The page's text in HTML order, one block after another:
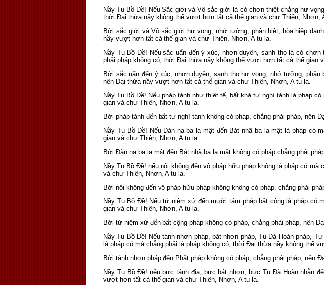
Nầy Tu Bồ Ðề! Nếu Sắc giới và Vô sắc giới là có chơn thiệt chẳng hư
thời Ðại thừa nầy không thể vượt hơn tất cả thế gian và chư Thiên, Nhơn,
Bởi sắc giới và Vô sắc giới hư vọng, nhớ tưởng, phân biệt, hòa hiệp
nầy vượt hơn tất cả thế gian và chư Thiên, Nhơn, A tu la.
Nầy Tu Bồ Ðề! Nếu sắc uẩn đến ý xúc, nhơn duyên, sanh thọ là có
phải pháp không có, thời Ðại thừa nầy không thể vượt hơn tất cả thế gian
Bởi sắc uẩn đến ý xúc, nhơn duyên, sanh thọ hư vọng, nhớ tưởng,
nên Ðại thừa nầy vượt hơn tất cả thế gian và chư Thiên, Nhơn, A tu la.
Nầy Tu Bồ Ðề! Nếu pháp tánh như thiệt tế, bất khả tư nghì tánh là pháp
gian và chư Thiên, Nhơn, A tu la.
Bởi pháp tánh đến bất tư nghì tánh không có pháp, chẳng phải pháp, nên
Nầy Tu Bồ Ðề! Nếu Ðàn na ba la mật đến Bát nhã ba la mật là pháp có
gian và chư Thiên, Nhơn, A tu la.
Bởi Ðàn na ba la mật đến Bát nhã ba la mật không có pháp chẳng phải
Nầy Tu Bồ Ðề! nếu nội không đến vô pháp hữu pháp không là pháp có
và chư Thiên, Nhơn, A tu la.
Bởi nội không đến vô pháp hữu pháp không không có pháp, chẳng phải
Nầy Tu Bồ Ðề! Nếu tứ niệm xứ đến mười tám pháp bất cộng là pháp có
gian và chư Thiên, Nhơn, A tu la.
Bởi tứ niệm xứ đến bất cộng pháp không có pháp, chẳng phải pháp, nên
Nầy Tu Bồ Ðề! Nếu tánh nhơn pháp, bát nhơn pháp, Tu Ðà Hoàn pháp,
là pháp có mà chẳng phải là pháp không có, thời Ðại thừa nầy không thể
Bởi tánh nhơn pháp đến Phật pháp không có pháp, chẳng phải pháp,
Nầy Tu Bồ Ðề! nếu bực tánh địa, bực bát nhơn, bực Tu Ðà Hoàn nhẫn
vượt hơn tất cả thế gian và chư Thiên, Nhơn, A tu la.